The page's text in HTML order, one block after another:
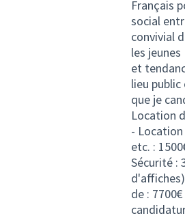
Français
social
convivial
les
et
lieu
que je
Location
-
etc. :
Sécurité :
de :